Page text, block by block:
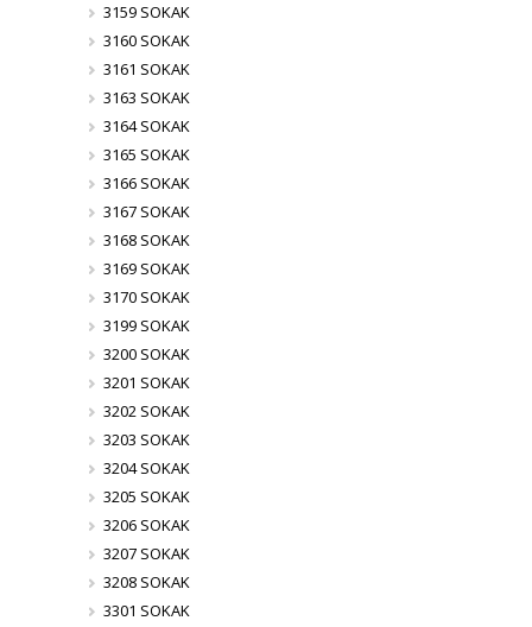
3159 SOKAK
3160 SOKAK
3161 SOKAK
3163 SOKAK
3164 SOKAK
3165 SOKAK
3166 SOKAK
3167 SOKAK
3168 SOKAK
3169 SOKAK
3170 SOKAK
3199 SOKAK
3200 SOKAK
3201 SOKAK
3202 SOKAK
3203 SOKAK
3204 SOKAK
3205 SOKAK
3206 SOKAK
3207 SOKAK
3208 SOKAK
3301 SOKAK